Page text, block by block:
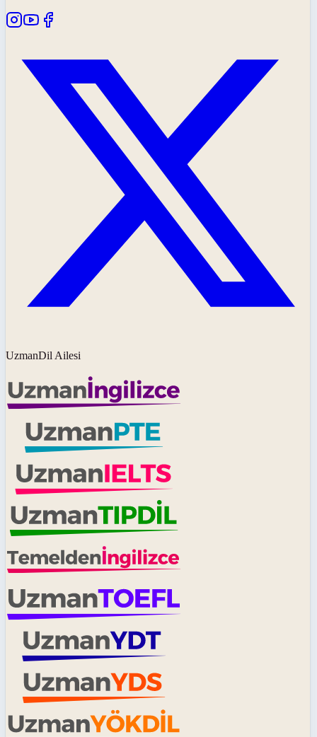
UzmanDil Ailesi